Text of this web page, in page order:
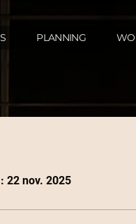
PLANNING
22 nov. 2025